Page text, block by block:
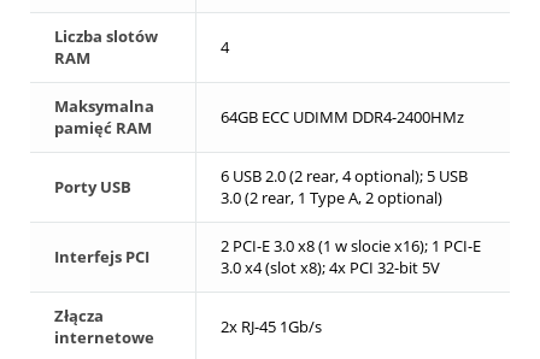
Liczba slotów
RAM
4
Maksymalna
pamięć RAM
64GB ECC UDIMM DDR4-2400HMz
Porty USB
6 USB 2.0 (2 rear, 4 optional); 5 USB
3.0 (2 rear, 1 Type A, 2 optional)
Interfejs PCI
2 PCI-E 3.0 x8 (1 w slocie x16); 1 PCI-E
3.0 x4 (slot x8); 4x PCI 32-bit 5V
Złącza
internetowe
2x RJ-45 1Gb/s